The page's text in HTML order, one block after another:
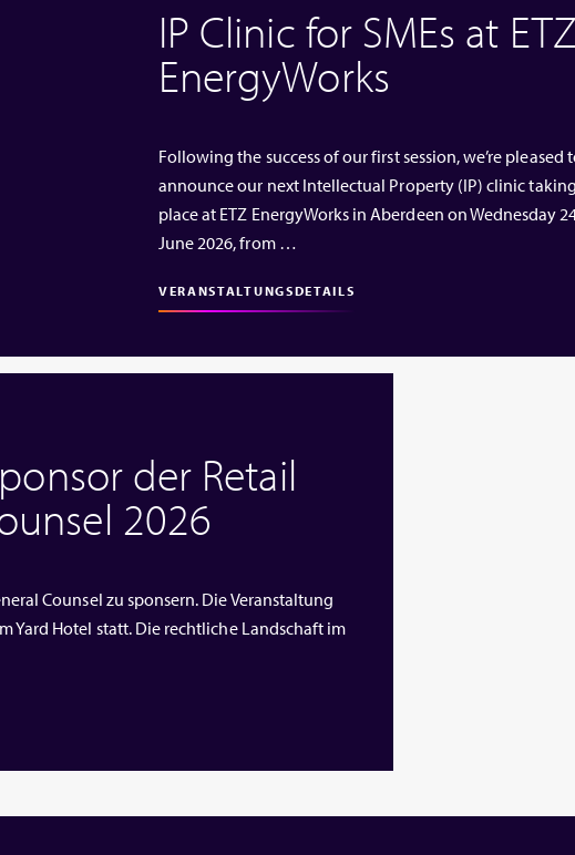
IP Clinic for SMEs at ETZ
EnergyWorks
Following the success of our first session, we’re pleased
announce our next Intellectual Property (IP) clinic taking
place at ETZ EnergyWorks in Aberdeen on Wednesday
June 2026, from …
VERANSTALTUNGSDETAILS
der Retail
2026
Counsel zu sponsern. Die Veranstaltung
Yard Hotel statt. Die rechtliche Landschaft im